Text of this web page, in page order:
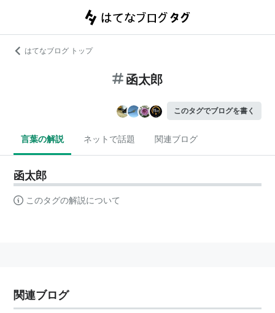
はてなブログ トップ
函太郎
このタグでブログを書く
言葉の解説 ネットで話題 関連ブログ
函太郎
このタグの解説について
関連ブログ